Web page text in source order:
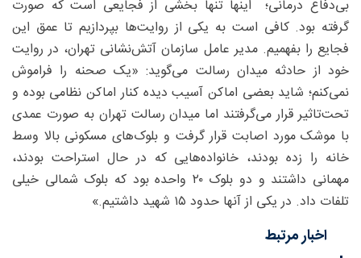
بی‌دفاع درمانی؛‏ اینها تنها بخشی از فجایعی است که صورت
گرفته بود. کافی است به یکی از روایت‌ها بپردازیم تا عمق این
فجایع را بفهمیم. مدیر عامل سازمان آتش‌نشانی تهران، در روایت
خود از حادثه میدان رسالت می‌گوید: «یک صحنه را فراموش
نمی‌کنم؛ شاید بعضی اماکن آسیب دیده کنار اماکن نظامی بوده و
تحت‌تاثیر قرار می‌گرفتند اما میدان رسالت تهران به صورت عمدی
با موشک مورد اصابت قرار گرفت و بلوک‌های مسکونی بالا وسط
خانه را زده بودند، خانواده‌هایی که در حال استراحت بودند،
مهمانی داشتند و دو بلوک ۲۰ واحده بود که بلوک شمالی خیلی
تلفات داد. در یکی از آنها حدود ۱۵ شهید داشتیم.»
اخبار مرتبط